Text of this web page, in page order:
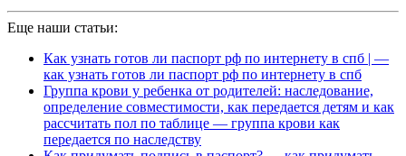
Еще наши статьи:
Как узнать готов ли паспорт рф по интернету в спб | —
как узнать готов ли паспорт рф по интернету в спб
Группа крови у ребенка от родителей: наследование,
определение совместимости, как передается детям и как
рассчитать пол по таблице — группа крови как
передается по наследству